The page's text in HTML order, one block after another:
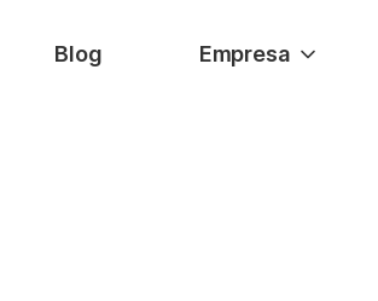
Blog Empresa